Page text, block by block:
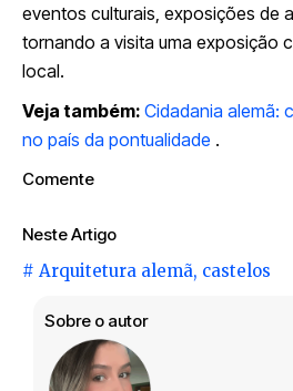
eventos culturais, exposições de
tornando a visita uma exposição
local.
Veja também: Cidadania alemã:
no país da pontualidade .
Comente
Neste Artigo
# Arquitetura alemã, castelos
Sobre o autor